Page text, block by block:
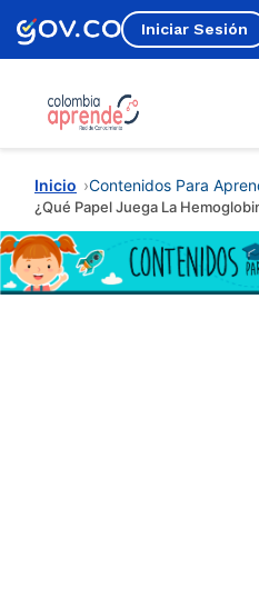
Iniciar Sesión
Estás aquí
Inicio Contenidos Para
¿Qué Papel Juega La